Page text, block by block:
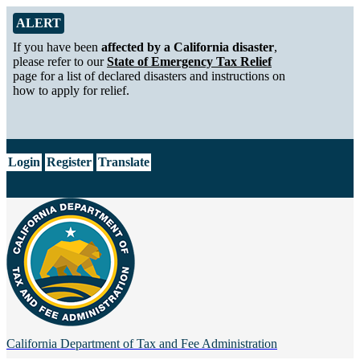
Skip to Main Content
Alert from California Department of Tax and Fee Administration
ALERT
If you have been affected by a California disaster,
please refer to ourState of Emergency Tax Relief
page for a list of declared disasters and instructions on
how to apply for relief.
Login Register Translate
California Department of Tax and Fee Administration